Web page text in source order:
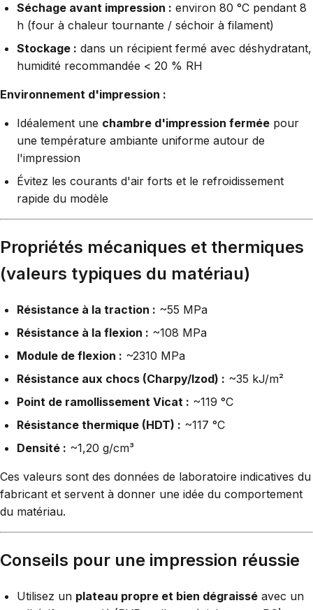
Séchage avant impression : environ 80 °C pendant 8
h (four à chaleur tournante / séchoir à filament)
Stockage : dans un récipient fermé avec déshydratant,
humidité recommandée < 20 % RH
Environnement d'impression :
Idéalement une chambre d'impression fermée pour
une température ambiante uniforme autour de
l'impression
Évitez les courants d'air forts et le refroidissement
rapide du modèle
Propriétés mécaniques et thermiques
(valeurs typiques du matériau)
Résistance à la traction : ~55 MPa
Résistance à la flexion : ~108 MPa
Module de flexion : ~2310 MPa
Résistance aux chocs (Charpy/Izod) : ~35 kJ/m²
Point de ramollissement Vicat : ~119 °C
Résistance thermique (HDT) : ~117 °C
Densité : ~1,20 g/cm³
Ces valeurs sont des données de laboratoire indicatives du
fabricant et servent à donner une idée du comportement
du matériau.
Conseils pour une impression réussie
Utilisez un plateau propre et bien dégraissé avec un